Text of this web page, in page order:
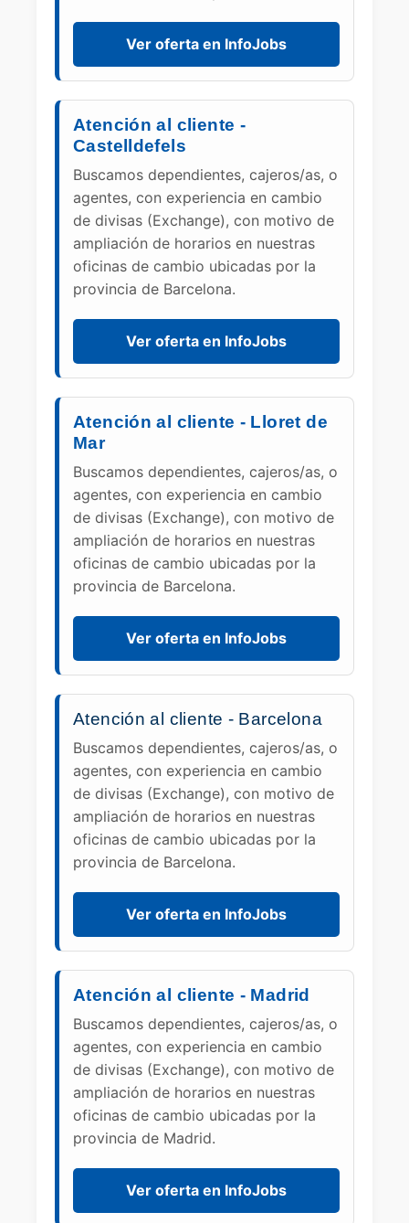
Ver oferta en InfoJobs
Atención al cliente -
Castelldefels
Buscamos dependientes, cajeros/as, o
agentes, con experiencia en cambio
de divisas (Exchange), con motivo de
ampliación de horarios en nuestras
oficinas de cambio ubicadas por la
provincia de Barcelona.
Ver oferta en InfoJobs
Atención al cliente - Lloret de
Mar
Buscamos dependientes, cajeros/as, o
agentes, con experiencia en cambio
de divisas (Exchange), con motivo de
ampliación de horarios en nuestras
oficinas de cambio ubicadas por la
provincia de Barcelona.
Ver oferta en InfoJobs
Atención al cliente - Barcelona
Buscamos dependientes, cajeros/as, o
agentes, con experiencia en cambio
de divisas (Exchange), con motivo de
ampliación de horarios en nuestras
oficinas de cambio ubicadas por la
provincia de Barcelona.
Ver oferta en InfoJobs
Atención al cliente - Madrid
Buscamos dependientes, cajeros/as, o
agentes, con experiencia en cambio
de divisas (Exchange), con motivo de
ampliación de horarios en nuestras
oficinas de cambio ubicadas por la
provincia de Madrid.
Ver oferta en InfoJobs